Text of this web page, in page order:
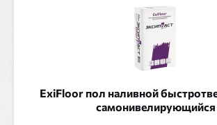
ExiFloor пол наливной
самонивелирующийся